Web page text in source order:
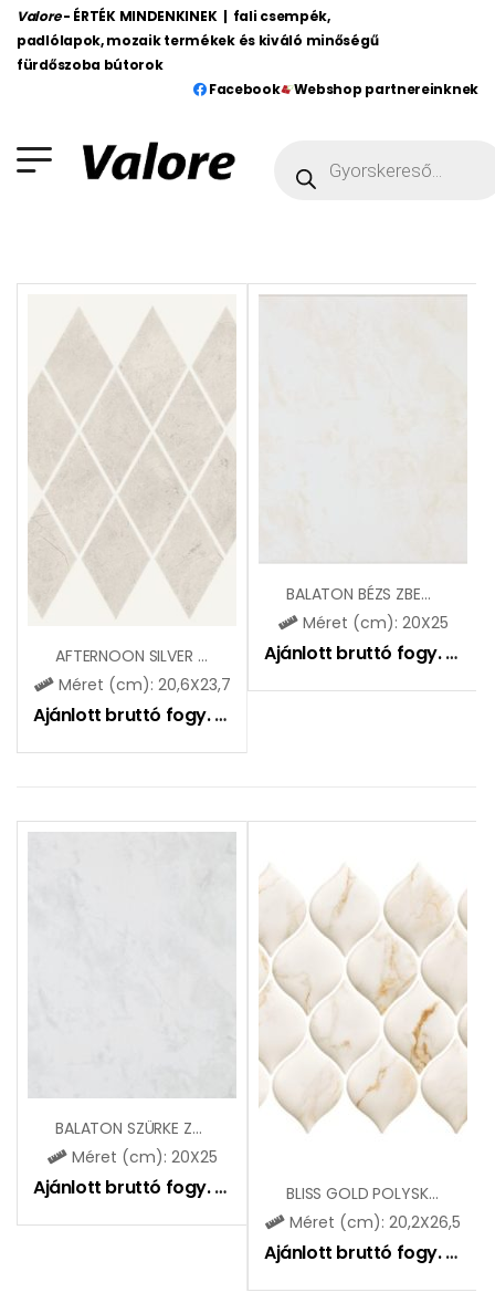
Valore - ÉRTÉK MINDENKINEK | fali csempék,
padlólapok, mozaik termékek és kiváló minőségű
fürdőszoba bútorok
Facebook
Webshop partnereinknek
AFTERNOON SILVER R. P. MAT MOZAIK
Méret (cm): 20,6X23,7
Ajánlott bruttó fogy. ár:
BALATON BÉZS ZBE710
Méret (cm): 20X25
Ajánlott bruttó fogy. ár:
BALATON SZÜRKE ZBE709
Méret (cm): 20X25
Ajánlott bruttó fogy. ár: Ft
BLISS GOLD POLYSK ARABESKA MOZAIK
Méret (cm): 20,2X26,5
Ajánlott bruttó fogy. ár: